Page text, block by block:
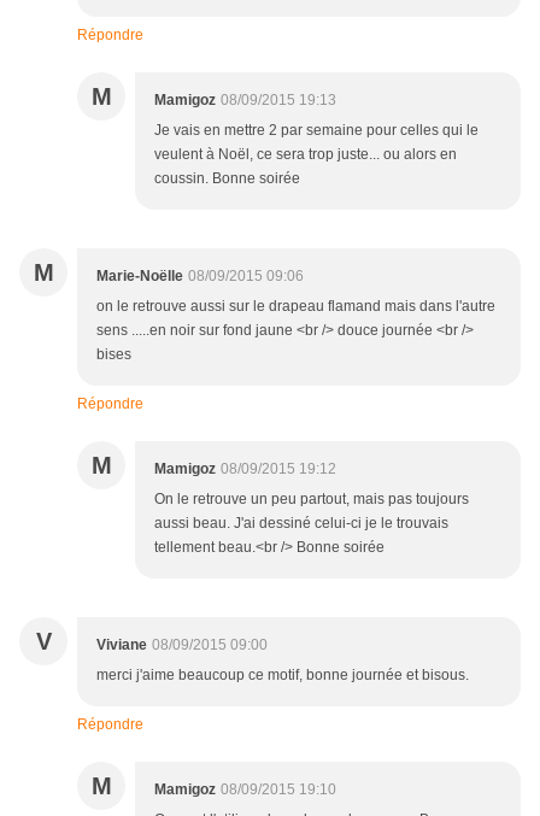
Répondre
M Mamigoz 08/09/2015 19:13
Je vais en mettre 2 par semaine pour celles qui le
veulent à Noël, ce sera trop juste... ou alors en
coussin. Bonne soirée
M Marie-Noëlle 08/09/2015 09:06
on le retrouve aussi sur le drapeau flamand mais dans l'autre
sens .....en noir sur fond jaune <br /> douce journée <br />
bises
Répondre
M Mamigoz 08/09/2015 19:12
On le retrouve un peu partout, mais pas toujours
aussi beau. J'ai dessiné celui-ci je le trouvais
tellement beau.<br /> Bonne soirée
V Viviane 08/09/2015 09:00
merci j'aime beaucoup ce motif, bonne journée et bisous.
Répondre
M Mamigoz 08/09/2015 19:10